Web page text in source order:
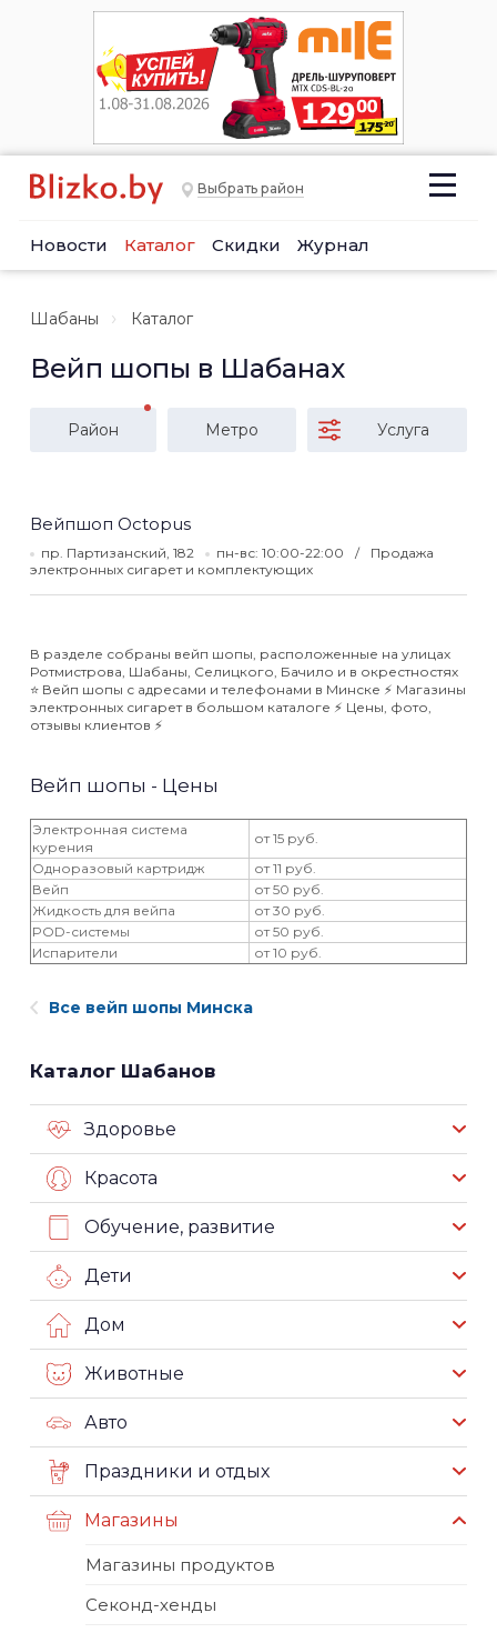
Выбрать район
Новости Каталог Скидки Журнал
Шабаны Каталог
Вейп шопы в Шабанах
Район Метро Услуга
Вейпшоп Octopus
пр. Партизанский, 182 пн-вс: 10:00-22:00
Продажа
электронных сигарет и комплектующих
В разделе собраны вейп шопы, расположенные на улицах
Ротмистрова, Шабаны, Селицкого, Бачило и в окрестностях
⭐️ Вейп шопы с адресами и телефонами в Минске ⚡️ Магазины
электронных сигарет в большом каталоге ⚡️ Цены, фото,
отзывы клиентов ⚡️
Вейп шопы - Цены
Электронная система
курения
от 15 руб.
Одноразовый картридж
от 11 руб.
Вейп
от 50 руб.
Жидкость для вейпа
от 30 руб.
POD-системы
от 50 руб.
Испарители
от 10 руб.
Все вейп шопы Минска
Каталог Шабанов
Здоровье
Красота
Обучение, развитие
Дети
Дом
Животные
Авто
Праздники и отдых
Магазины
Магазины продуктов
Секонд-хенды